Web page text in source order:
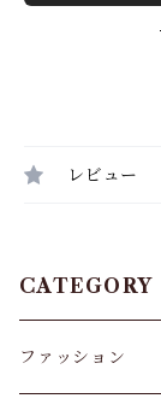
レビュー
CATEGORY
ファッション